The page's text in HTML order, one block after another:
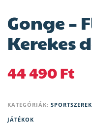
Gonge –
Kerekes
44 490Ft
KATEGÓRIÁK:
JÁTÉKOK